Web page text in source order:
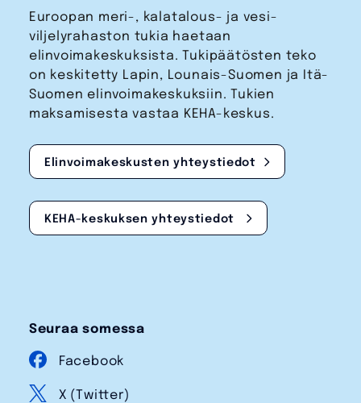
Euroopan meri-, kalatalous- ja vesi­
viljelyrahaston tukia haetaan
elinvoimakeskuksista. Tukipäätösten teko
on keskitetty Lapin, Lounais-Suomen ja Itä-
Suomen elinvoimakeskuksiin. Tukien
maksamisesta vastaa KEHA-keskus.
Elinvoimakeskusten yhteystiedot
KEHA-keskuksen yhteystiedot
Seuraa somessa
Facebook
X (Twitter)